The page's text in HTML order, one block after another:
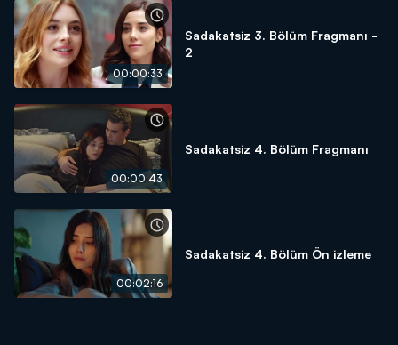
00:00:33
Sadakatsiz 3. Bölüm Fragmanı -
2
00:00:43
Sadakatsiz 4. Bölüm Fragmanı
00:02:16
Sadakatsiz 4. Bölüm Ön izleme